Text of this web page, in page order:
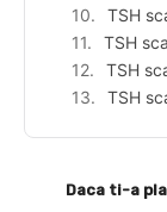
TSH
TSH
TSH
TSH
Daca ti-a